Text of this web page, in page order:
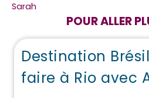
Sarah
POUR ALLER
Destination
faire à Rio avec